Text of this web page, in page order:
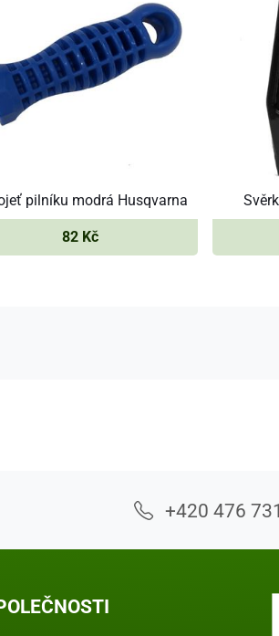
pilníku modrá Husqvarna
82 Kč
+420 476